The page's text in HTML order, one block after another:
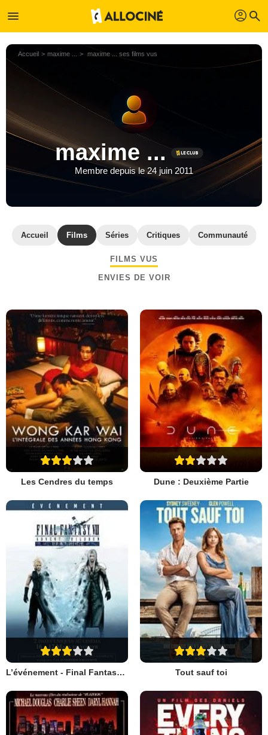
menu profil search
Accueil maxime ... maxime ... ses films vus
maxime ...
Membre depuis le 24 juin 2011
Accueil Films Séries Critiques Communauté
FILMS VUS
ENVIES DE VOIR
Les Cendres du temps Dune : Deuxième Partie
L’événement - Final Fantasy VII : Advent Children Complete Tout sauf toi